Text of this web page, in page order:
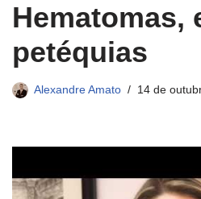
Hematomas,
petéquias
Alexandre Amato 14 de